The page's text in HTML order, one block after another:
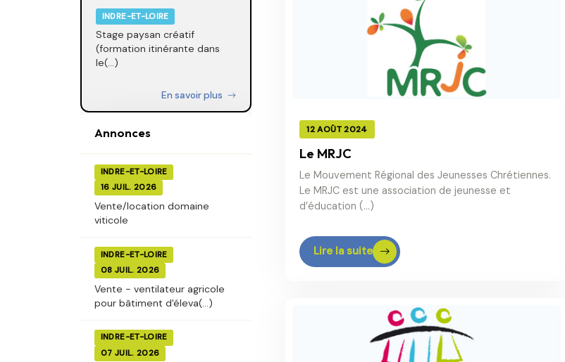
INDRE-ET-LOIRE
Stage paysan créatif
(formation itinérante dans
le(...)
En savoir plus
Annonces
INDRE-ET-LOIRE
16 JUIL. 2026
Vente/location domaine
viticole
INDRE-ET-LOIRE
08 JUIL. 2026
Vente - ventilateur agricole
pour bâtiment d'éleva(...)
INDRE-ET-LOIRE
07 JUIL. 2026
12 AOÛT 2024
Le MRJC
Le Mouvement Régional des Jeunesses Chrétiennes.
Le MRJC est une association de jeunesse et
d’éducation (…)
Lire la suite